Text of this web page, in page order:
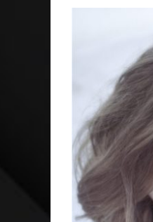
MÚSICA:
CARREIRA:
CAPA: O
VER: CINCO